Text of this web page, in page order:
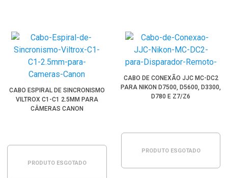
CABO ESPIRAL DE SINCRONISMO
VILTROX C1-C1 2.5MM PARA
CÂMERAS CANON
PRODUTO ESGOTADO
CABO DE CONEXÃO JJC MC-DC2
PARA NIKON D7500, D5600, D3300,
D780 E Z7/Z6
PRODUTO ESGOTADO